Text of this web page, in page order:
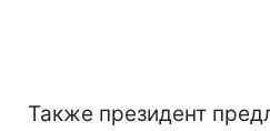
Также президент